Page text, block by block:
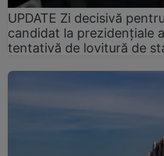
UPDATE Zi decisivă
candidat la prezidențiale
tentativă de lovitură de